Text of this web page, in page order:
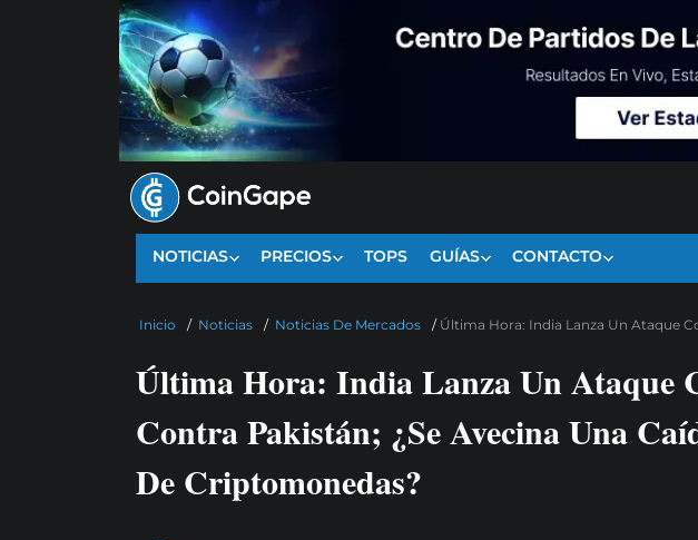
NOTICIAS PRECIOS TOPS GUÍAS CONTACTO
Inicio / Noticias / Noticias De Mercados / Última Hora: India Lanza Un Ataque
Última Hora: India Lanza Un Ataque
Contra Pakistán; ¿Se Avecina Una
De Criptomonedas?